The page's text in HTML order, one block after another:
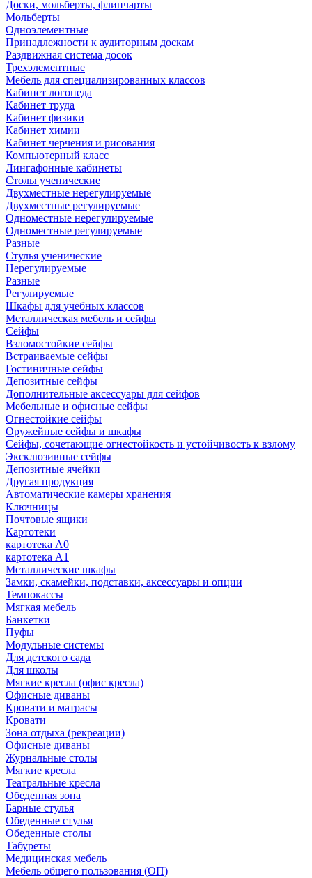
Доски, мольберты, флипчарты
Мольберты
Одноэлементные
Принадлежности к аудиторным доскам
Раздвижная система досок
Трехэлементные
Мебель для специализированных классов
Кабинет логопеда
Кабинет труда
Кабинет физики
Кабинет химии
Кабинет черчения и рисования
Компьютерный класс
Лингафонные кабинеты
Столы ученические
Двухместные нерегулируемые
Двухместные регулируемые
Одноместные нерегулируемые
Одноместные регулируемые
Разные
Стулья ученические
Нерегулируемые
Разные
Регулируемые
Шкафы для учебных классов
Металлическая мебель и сейфы
Сейфы
Взломостойкие сейфы
Встраиваемые сейфы
Гостиничные сейфы
Депозитные сейфы
Дополнительные аксессуары для сейфов
Мебельные и офисные сейфы
Огнестойкие сейфы
Оружейные сейфы и шкафы
Сейфы, сочетающие огнестойкость и устойчивость к взлому
Эксклюзивные сейфы
Депозитные ячейки
Другая продукция
Автоматические камеры хранения
Ключницы
Почтовые ящики
Картотеки
картотека А0
картотека А1
Металлические шкафы
Замки, скамейки, подставки, аксессуары и опции
Темпокассы
Мягкая мебель
Банкетки
Пуфы
Модульные системы
Для детского сада
Для школы
Мягкие кресла (офис кресла)
Офисные диваны
Кровати и матрасы
Кровати
Зона отдыха (рекреации)
Офисные диваны
Журнальные столы
Мягкие кресла
Театральные кресла
Обеденная зона
Барные стулья
Обеденные стулья
Обеденные столы
Табуреты
Медицинская мебель
Мебель общего пользования (ОП)